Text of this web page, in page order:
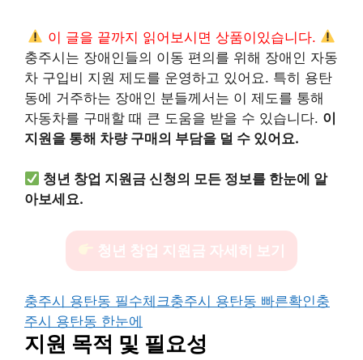
이 글을 끝까지 읽어보시면 상품이있습니다.
충주시는 장애인들의 이동 편의를 위해 장애인 자동
차 구입비 지원 제도를 운영하고 있어요. 특히 용탄
동에 거주하는 장애인 분들께서는 이 제도를 통해
자동차를 구매할 때 큰 도움을 받을 수 있습니다. 이
지원을 통해 차량 구매의 부담을 덜 수 있어요.
청년 창업 지원금 신청의 모든 정보를 한눈에 알
아보세요.
청년 창업 지원금 자세히 보기
충주시 용탄동 필수체크충주시 용탄동 빠른확인충
주시 용탄동 한눈에
지원 목적 및 필요성